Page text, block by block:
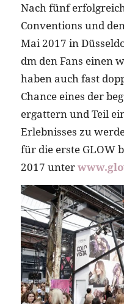
Nach fünf
Conventions und
Mai 2017 in
dm den Fans einen
haben auch fast
Chance eines der
ergattern und Teil
Erlebnisses zu
für die erste GLOW
2017 unter